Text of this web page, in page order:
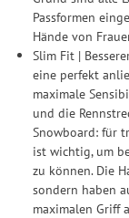
Passformen
Hände von
Slim Fit |
eine perfekt
maximale
und die
Snowboard: für
ist wichtig, um
zu können. Die
sondern haben
maximalen Griff